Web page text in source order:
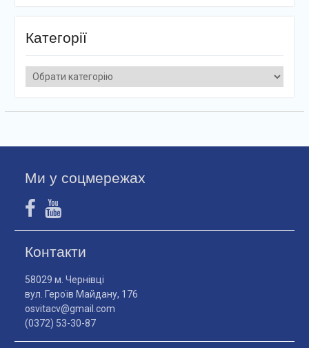
Категорії
Категорії
Ми у соцмережах
Контакти
58029 м. Чернівці
вул. Героїв Майдану, 176
osvitacv@gmail.com
(0372) 53-30-87